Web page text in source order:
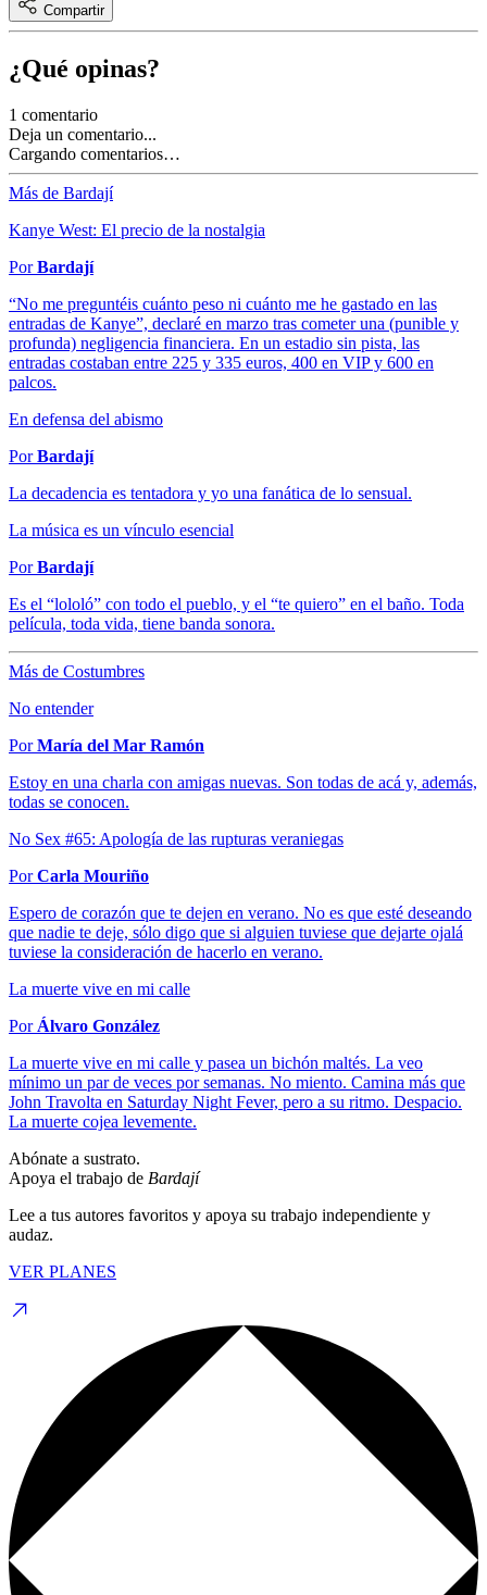
Compartir
¿Qué opinas?
1 comentario
Deja un comentario...
Cargando comentarios…
Más de Bardají
Kanye West: El precio de la nostalgia
PorBardají
“No me preguntéis cuánto peso ni cuánto me he gastado en las
entradas de Kanye”, declaré en marzo tras cometer una (punible y
profunda) negligencia financiera. En un estadio sin pista, las
entradas costaban entre 225 y 335 euros, 400 en VIP y 600 en
palcos.
En defensa del abismo
PorBardají
La decadencia es tentadora y yo una fanática de lo sensual.
La música es un vínculo esencial
PorBardají
Es el “lololó” con todo el pueblo, y el “te quiero” en el baño. Toda
película, toda vida, tiene banda sonora.
Más de Costumbres
No entender
PorMaría del Mar Ramón
Estoy en una charla con amigas nuevas. Son todas de acá y, además,
todas se conocen.
No Sex #65: Apología de las rupturas veraniegas
PorCarla Mouriño
Espero de corazón que te dejen en verano. No es que esté deseando
que nadie te deje, sólo digo que si alguien tuviese que dejarte ojalá
tuviese la consideración de hacerlo en verano.
La muerte vive en mi calle
Por Álvaro González
La muerte vive en mi calle y pasea un bichón maltés. La veo
mínimo un par de veces por semanas. No miento. Camina más que
John Travolta en Saturday Night Fever, pero a su ritmo. Despacio.
La muerte cojea levemente.
Abónate a sustrato.
Apoya el trabajo de Bardají
Lee a tus autores favoritos y apoya su trabajo independiente y
audaz.
VER PLANES